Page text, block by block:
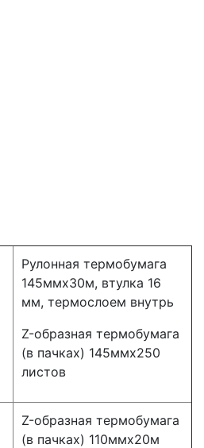
Рулонная термобумага
145ммx30м, втулка 16
мм, термослоем внутрь
Z-образная термобумага
(в пачках) 145ммх250
листов
Z-образная термобумага
(в пачках) 110ммx20м